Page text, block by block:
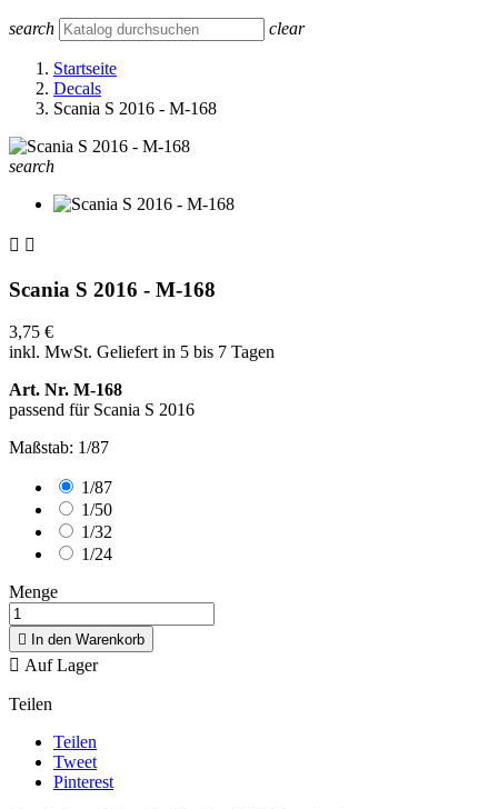
search clear
Startseite
Decals
Scania S 2016 - M-168
search
 
Scania S 2016 - M-168
3,75 €
inkl. MwSt. Geliefert in 5 bis 7 Tagen
Art. Nr. M-168
passend für Scania S 2016
Maßstab: 1/87
1/87
1/50
1/32
1/24
Menge
 In den Warenkorb
 Auf Lager
Teilen
Teilen
Tweet
Pinterest